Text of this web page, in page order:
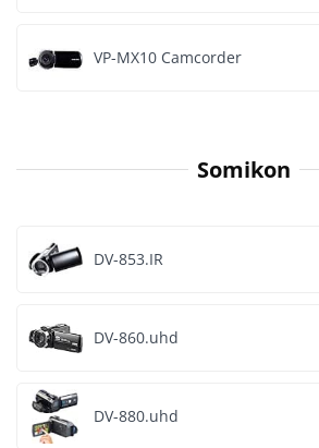
VP-MX10 Camcorder
Somikon
DV-853.IR
DV-860.uhd
DV-880.uhd